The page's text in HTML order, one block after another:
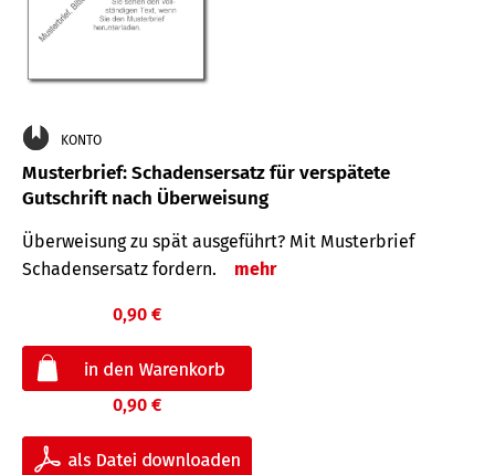
KONTO
Musterbrief: Schadensersatz für verspätete
Gutschrift nach Überweisung
Überweisung zu spät ausgeführt? Mit Musterbrief
Schadensersatz fordern.
mehr
0,90 €
0,90 €